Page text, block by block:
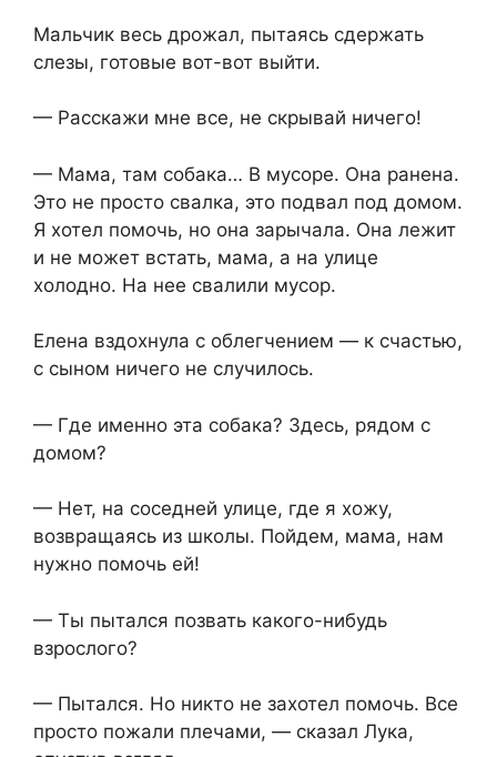
Мальчик весь дрожал, пытаясь сдержать
слезы, готовые вот-вот выйти.
— Расскажи мне все, не скрывай ничего!
— Мама, там собака… В мусоре. Она ранена.
Это не просто свалка, это подвал под домом.
Я хотел помочь, но она зарычала. Она лежит
и не может встать, мама, а на улице
холодно. На нее свалили мусор.
Елена вздохнула с облегчением — к счастью,
с сыном ничего не случилось.
— Где именно эта собака? Здесь, рядом с
домом?
— Нет, на соседней улице, где я хожу,
возвращаясь из школы. Пойдем, мама, нам
нужно помочь ей!
— Ты пытался позвать какого-нибудь
взрослого?
— Пытался. Но никто не захотел помочь. Все
просто пожали плечами, — сказал Лука,